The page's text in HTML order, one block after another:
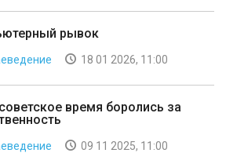
рывок
18 01 2026, 11:00
время боролись за
09 11 2025, 11:00